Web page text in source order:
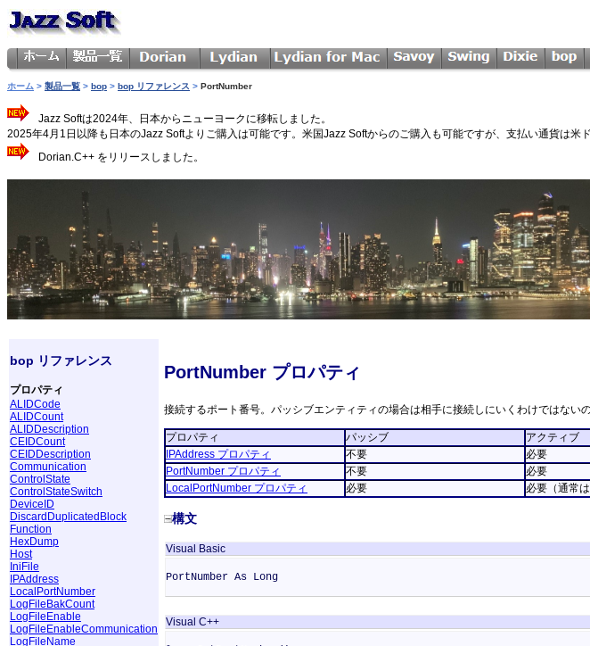
ホーム > 製品一覧 > bop > bop リファレンス > PortNumber
Jazz Softは2024年、日本からニューヨークに移転しました。
2025年4月1日以降も日本のJazz Softよりご購入は可能です。米国Jazz Softからのご購入も可能ですが、支払い通貨は米
Dorian.C++ をリリースしました。
bop リファレンス
プロパティ
ALIDCode
ALIDCount
ALIDDescription
CEIDCount
CEIDDescription
Communication
ControlState
ControlStateSwitch
DeviceID
DiscardDuplicatedBlock
Function
HexDump
Host
IniFile
IPAddress
LocalPortNumber
LogFileBakCount
LogFileEnable
LogFileEnableCommunication
LogFileName
PortNumber プロパティ
接続するポート番号。パッシブエンティティの場合は相手に接続しにいくわけではな
プロパティ パッシブ
アクティブ
IPAddress プロパティ
不要
必要
PortNumber プロパティ
不要
必要
LocalPortNumber プロパティ
必要 必要（通常は
構文
Visual Basic
PortNumber As Long
Visual C++